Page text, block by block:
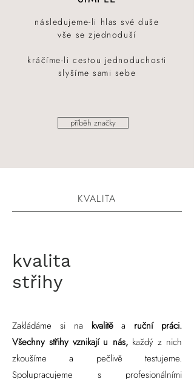
následujeme-li hlas své duše
vše se zjednoduší
kráčíme-li cestou jednoduchosti
slyšíme sami sebe
příběh značky
KVALITA
kvalita
střihy
Zakládáme si na kvalitěa ruční práci.
Všechny střihy vznikají u nás, každý z nich
zkoušíme a pečlivě testujeme.
Spolupracujeme s profesionálními